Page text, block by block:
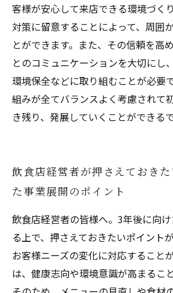
客様が安心して来店できる環境づく
対策に留意することによって、周囲
とができます。また、その信頼を高
とのコミュニケーションを大切にし
環境保全などに取り組むことが必要
組みが全てバランスよく考慮されて
き残り、発展していくことができるで
飲食店経営者が押さえておき
た事業展開のポイント
飲食店経営者の皆様へ。3年後に向
る上で、押さえておきたいポイント
お客様ニーズの変化に対応すること
は、健康志向や環境意識が高まるこ